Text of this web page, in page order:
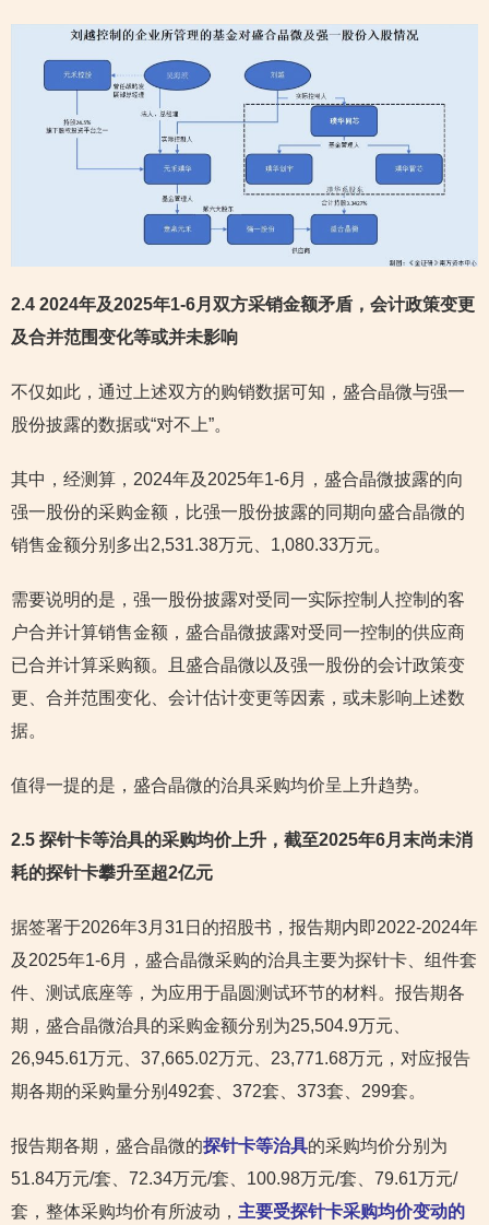
2.4 2024年及2025年1-6月双方采销金额矛盾，会计政策变更
及合并范围变化等或并未影响
不仅如此，通过上述双方的购销数据可知，盛合晶微与强一
股份披露的数据或“对不上”。
其中，经测算，2024年及2025年1-6月，盛合晶微披露的向
强一股份的采购金额，比强一股份披露的同期向盛合晶微的
销售金额分别多出2,531.38万元、1,080.33万元。
需要说明的是，强一股份披露对受同一实际控制人控制的客
户合并计算销售金额，盛合晶微披露对受同一控制的供应商
已合并计算采购额。且盛合晶微以及强一股份的会计政策变
更、合并范围变化、会计估计变更等因素，或未影响上述数
据。
值得一提的是，盛合晶微的治具采购均价呈上升趋势。
2.5 探针卡等治具的采购均价上升，截至2025年6月末尚未消
耗的探针卡攀升至超2亿元
据签署于2026年3月31日的招股书，报告期内即2022-2024年
及2025年1-6月，盛合晶微采购的治具主要为探针卡、组件套
件、测试底座等，为应用于晶圆测试环节的材料。报告期各
期，盛合晶微治具的采购金额分别为25,504.9万元、
26,945.61万元、37,665.02万元、23,771.68万元，对应报告
期各期的采购量分别492套、372套、373套、299套。
报告期各期，盛合晶微的探针卡等治具的采购均价分别为
51.84万元/套、72.34万元/套、100.98万元/套、79.61万元/
套，整体采购均价有所波动， 主要受探针卡采购均价变动的